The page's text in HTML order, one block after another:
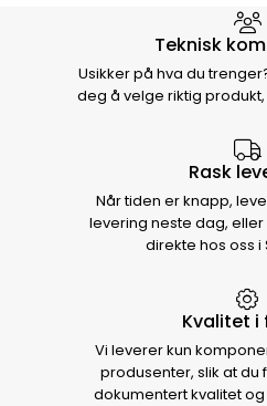
Hvorfor velge Storm
Teknisk
Usikker på hva du
deg å velge riktig
Rask
Når tiden er knapp,
levering neste dag,
direkte hos oss i
Kvalitet i
Vi leverer kun
produsenter, slik at
dokumentert kvalitet